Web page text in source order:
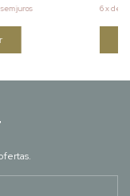
sem juros 6xde